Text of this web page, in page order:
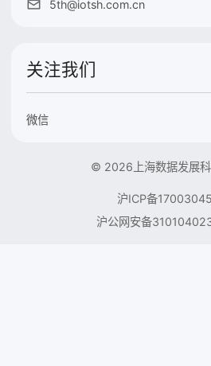
5th@iotsh.com.cn
关注我们
微信
© 2026上海数据发展科
沪ICP备
沪公网安备